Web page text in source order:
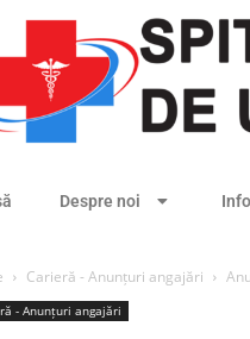
Despre noi
Carieră - Anunțuri angajări
- Anunțuri angajări